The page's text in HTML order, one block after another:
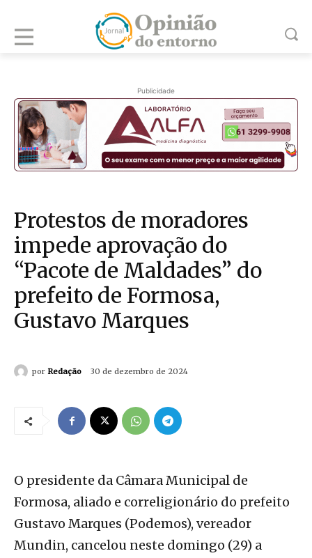
Publicidade
Protestos de moradores
impede aprovação do
“Pacote de Maldades” do
prefeito de Formosa,
Gustavo Marques
por Redação 30 de dezembro de 2024
O presidente da Câmara Municipal de
Formosa, aliado e correligionário do prefeito
Gustavo Marques (Podemos), vereador
Mundin, cancelou neste domingo (29) a